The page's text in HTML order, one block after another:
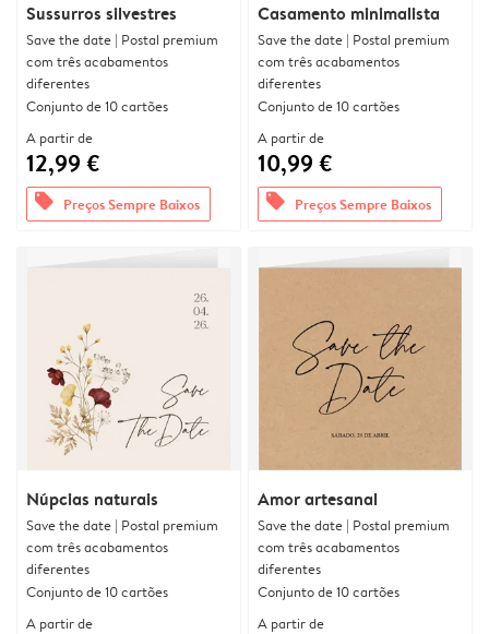
Sussurros silvestres
Save the date | Postal premium
com três acabamentos
diferentes
Conjunto de 10 cartões
A partir de
12,99 €
offers Preços Sempre Baixos
Casamento minimalista
Save the date | Postal premium
com três acabamentos
diferentes
Conjunto de 10 cartões
A partir de
10,99 €
offers Preços Sempre Baixos
Núpcias naturais
Save the date | Postal premium
com três acabamentos
diferentes
Conjunto de 10 cartões
A partir de
Amor artesanal
Save the date | Postal premium
com três acabamentos
diferentes
Conjunto de 10 cartões
A partir de